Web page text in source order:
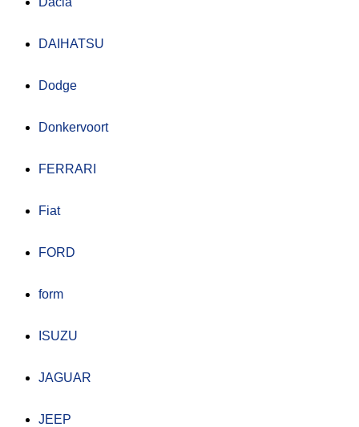
DAIHATSU
Dodge
Donkervoort
FERRARI
Fiat
FORD
form
ISUZU
JAGUAR
JEEP